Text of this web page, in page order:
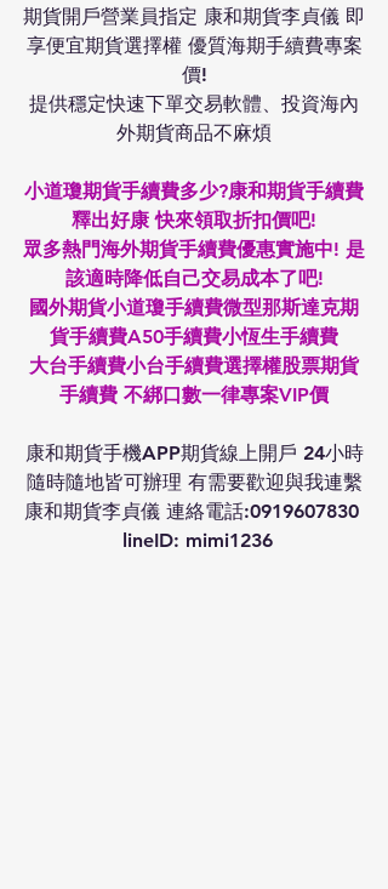
期貨開戶營業員指定 康和期貨李貞儀 即
享便宜期貨選擇權 優質海期手續費專案
價!
提供穩定快速下單交易軟體、投資海內
外期貨商品不麻煩
小道瓊期貨手續費多少?康和期貨手續費
釋出好康 快來領取折扣價吧!
眾多熱門海外期貨手續費優惠實施中! 是
該適時降低自己交易成本了吧!
國外期貨小道瓊手續費微型那斯達克期
貨手續費A50手續費小恆生手續費
大台手續費小台手續費選擇權股票期貨
手續費 不綁口數一律專案VIP價
康和期貨手機APP期貨線上開戶 24小時
隨時隨地皆可辦理 有需要歡迎與我連繫
康和期貨李貞儀 連絡電話:0919607830
lineID: mimi1236